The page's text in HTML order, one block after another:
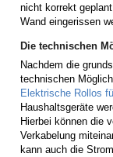
nicht korrekt
Wand eingerissen
Die technischen
Nachdem die
technischen
Elektrische Rollos
Haushaltsgeräte
Hierbei können die
Verkabelung
kann auch die